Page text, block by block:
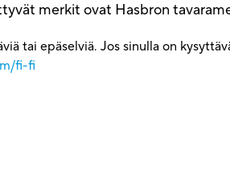
merkit ovat Hasbron
tai epäselviä. Jos sinulla on
fi-fi